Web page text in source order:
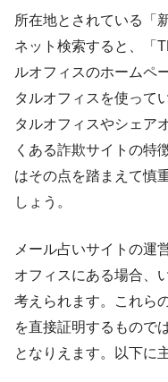
所在地とされている「
ネット検索すると、「
ルオフィスのホームペ
タルオフィスを使って
タルオフィスやシェア
くある詐欺サイトの特
はその点を踏まえて慎
しょう。
メール占いサイトの運
オフィスにある場合、
考えられます。これら
を直接証明するもので
となりえます。以下に